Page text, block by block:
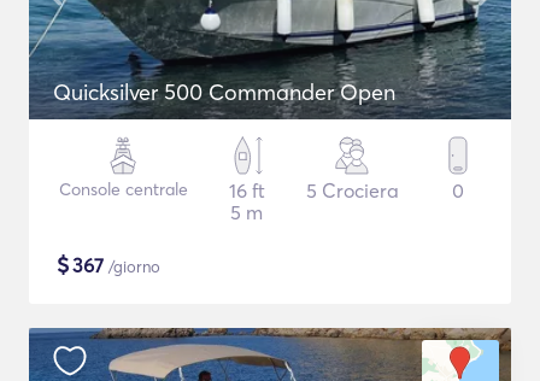
Quicksilver 500 Commander Open
Console centrale
16 ft
5 m
5 Crociera 0
$367 /giorno